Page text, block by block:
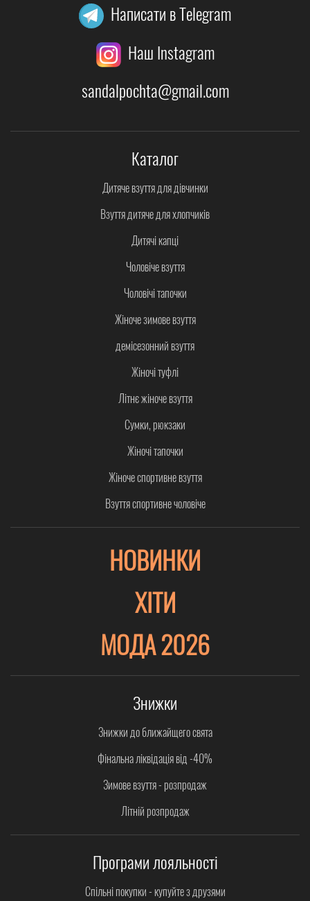
Написати в Telegram
Наш Instagram
sandalpochta@gmail.com
Каталог
Дитяче взуття для дівчинки
Взуття дитяче для хлопчиків
Дитячі капці
Чоловіче взуття
Чоловічі тапочки
Жіноче зимове взуття
демісезонний взуття
Жіночі туфлі
Літнє жіноче взуття
Сумки, рюкзаки
Жіночі тапочки
Жіноче спортивне взуття
Взуття спортивне чоловіче
НОВИНКИ
ХІТИ
МОДА 2026
Знижки
Знижки до ближайщего свята
Фінальна ліквідація від -40%
Зимове взуття - розпродаж
Літній розпродаж
Програми лояльності
Спільні покупки - купуйте з друзями